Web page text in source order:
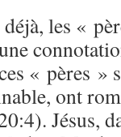
les «
« pères »
ont
Jésus,